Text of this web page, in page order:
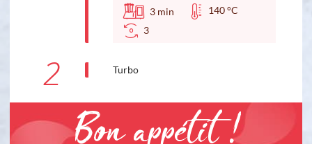
3 min
140 °C
3
2 Turbo
Bon appétit !